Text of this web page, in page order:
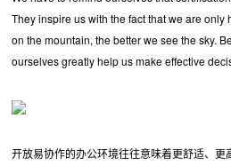
They inspire us with the fact that we are
on the mountain, the better we see the sky.
ourselves greatly help us make effective
开放易协作的办公环境往往意味着更舒适、更